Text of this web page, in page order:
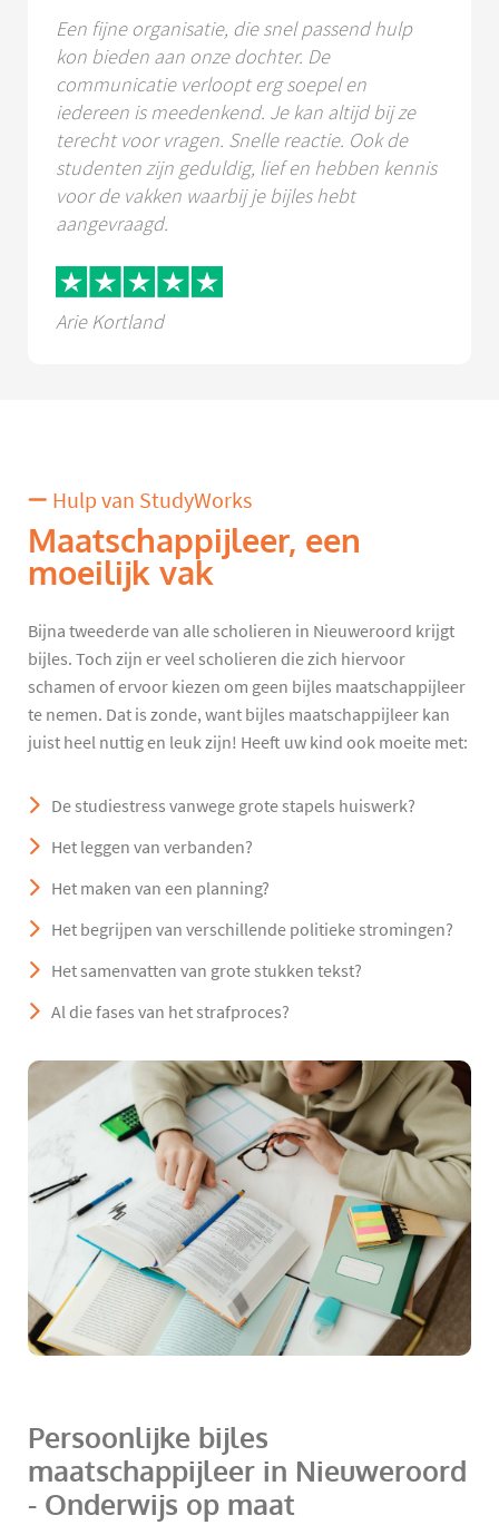
Een fijne organisatie, die snel passend hulp
kon bieden aan onze dochter. De
communicatie verloopt erg soepel en
iedereen is meedenkend. Je kan altijd bij ze
terecht voor vragen. Snelle reactie. Ook de
studenten zijn geduldig, lief en hebben kennis
voor de vakken waarbij je bijles hebt
aangevraagd.
Arie Kortland
Hulp van StudyWorks
Maatschappijleer, een
moeilijk vak
Bijna tweederde van alle scholieren in Nieuweroord krijgt
bijles. Toch zijn er veel scholieren die zich hiervoor
schamen of ervoor kiezen om geen bijles maatschappijleer
te nemen. Dat is zonde, want bijles maatschappijleer kan
juist heel nuttig en leuk zijn! Heeft uw kind ook moeite met:
De studiestress vanwege grote stapels huiswerk?
Het leggen van verbanden?
Het maken van een planning?
Het begrijpen van verschillende politieke stromingen?
Het samenvatten van grote stukken tekst?
Al die fases van het strafproces?
Persoonlijke bijles
maatschappijleer in Nieuweroord
- Onderwijs op maat